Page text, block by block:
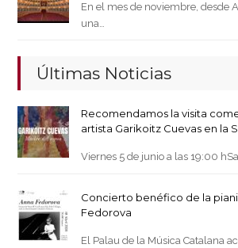
En el mes de noviembre, desde
una…
Últimas Noticias
Recomendamos la visita
artista Garikoitz Cuevas en la
Viernes 5 de junio a las 19:00
Concierto benéfico de la
Fedorova
El Palau de la Música Catalana